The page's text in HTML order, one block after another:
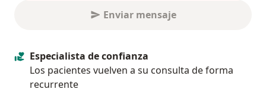
Enviar mensaje
Especialista de confianza
Los pacientes vuelven a su consulta de forma
recurrente